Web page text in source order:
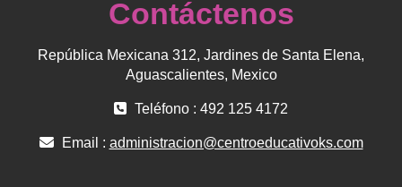
Contáctenos
República Mexicana 312, Jardines de Santa Elena,
Aguascalientes, Mexico
Teléfono : 492 125 4172
Email : administracion@centroeducativoks.com